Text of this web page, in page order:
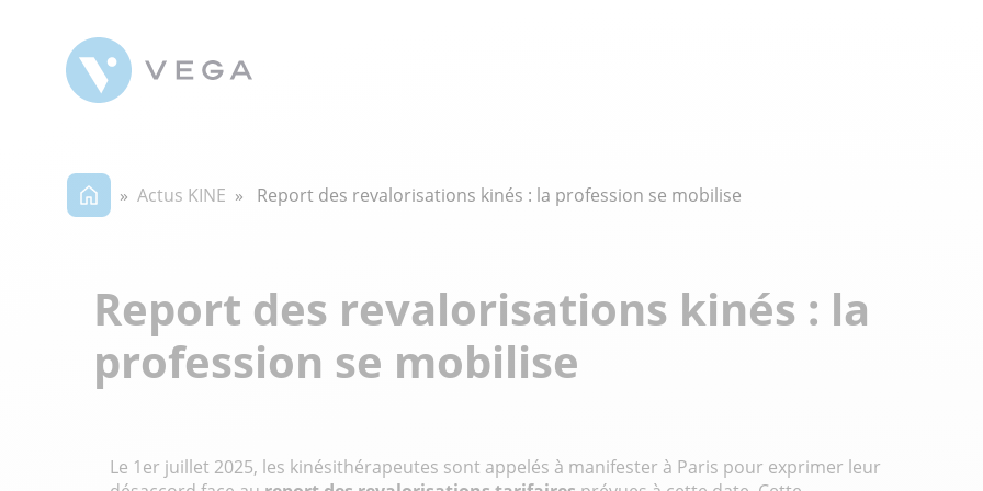
» Actus KINE » Report des revalorisations kinés : la profession se mobilise
Report des revalorisations kinés : la
profession se mobilise
Le 1er juillet 2025, les kinésithérapeutes sont appelés à manifester à Paris pour exprimer leur